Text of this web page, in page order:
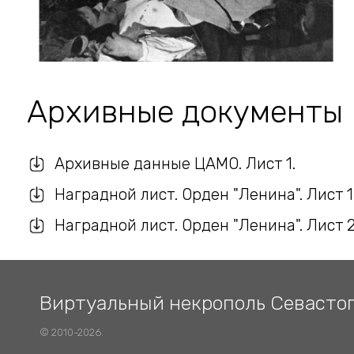
Архивные документы
Архивные данные ЦАМО. Лист 1.
Наградной лист. Орден "Ленина". Лист
Наградной лист. Орден "Ленина". Лист
Виртуальный некрополь
© 2010-2026.